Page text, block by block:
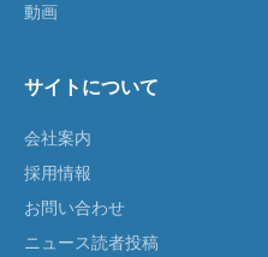
動画
サイトについて
会社案内
採用情報
お問い合わせ
ニュース読者投稿